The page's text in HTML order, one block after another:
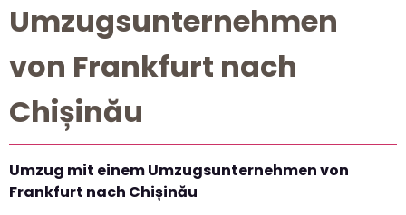
Umzugsunternehmen
von Frankfurt nach
Chișinău
Umzug mit einem Umzugsunternehmen von
Frankfurt nach Chișinău